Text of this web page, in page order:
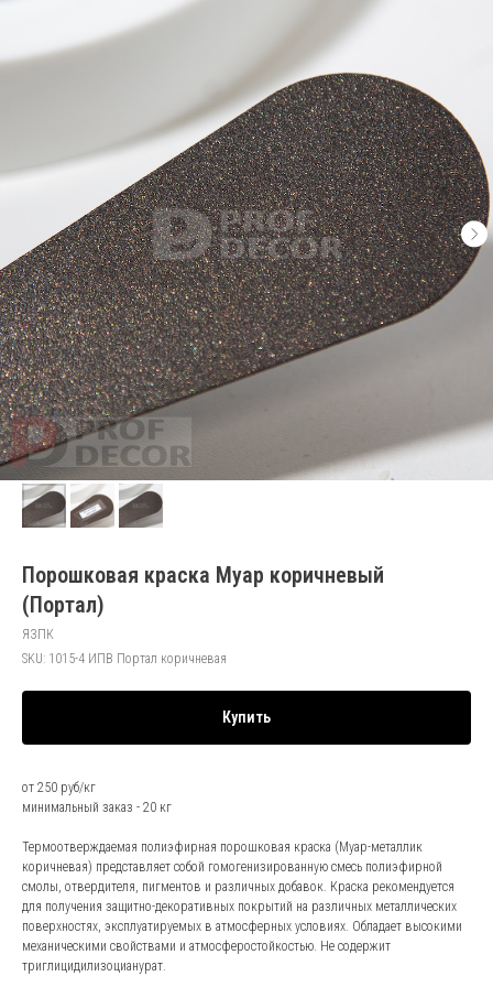
Порошковая краска Муар коричневый
(Портал)
ЯЗПК
SKU: 1015-4 ИПВ Портал коричневая
Купить
от 250 руб/кг
минимальный заказ - 20 кг
Термоотверждаемая полиэфирная порошковая краска (Муар-металлик
коричневая) представляет собой гомогенизированную смесь полиэфирной
смолы, отвердителя, пигментов и различных добавок. Краска рекомендуется
для получения защитно-декоративных покрытий на различных металлических
поверхностях, эксплуатируемых в атмосферных условиях. Обладает высокими
механическими свойствами и атмосферостойкостью. Не содержит
триглицидилизоцианурат.